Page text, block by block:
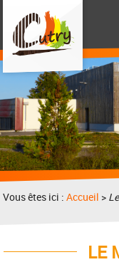
Vous êtes ici :Accueil >
LE